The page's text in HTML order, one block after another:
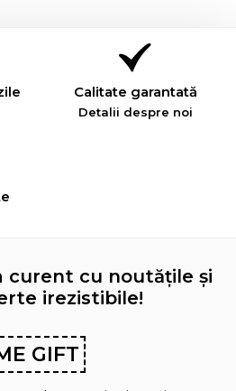
Calitate garantată
Detalii despre noi
curent cu noutățile și
irezistibile!
GIFT